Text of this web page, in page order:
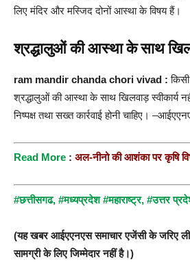
लिए मंदिर और मस्जिद दोनों आस्था के विषय हैं।
श्रद्धालुओं की आस्था के साथ
ram mandir chanda chori vivad :
श्रद्धालुओं की आस्था के साथ खिलवाड़ स्वीकार्य
निष्पक्ष तथा सख्त कार्रवाई होनी चाहिए।
Read More : अल-नीनो की आशंका पर कृषि
#छत्तीसगढ, #मध्यप्रदेश #महाराष्ट्र, #उत्तर
(यह खबर आईएएनएस समाचार एजेंसी के जरिए ली
सामग्री के लिए जिम्मेदार नहीं है।)